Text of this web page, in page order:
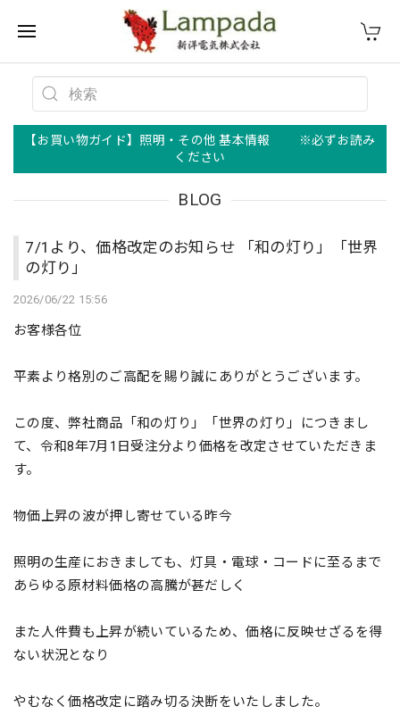
【お買い物ガイド】照明・その他 基本情報 ※必ずお読み
ください
BLOG
7/1より、価格改定のお知らせ 「和の灯り」「世界
の灯り」
2026/06/22 15:56
お客様各位
平素より格別のご高配を賜り誠にありがとうございます。
この度、弊社商品「和の灯り」「世界の灯り」につきまし
て、令和8年7月1日受注分より価格を改定させていただきま
す。
物価上昇の波が押し寄せている昨今
照明の生産におきましても、灯具・電球・コードに至るまで
あらゆる原材料価格の高騰が甚だしく
また人件費も上昇が続いているため、価格に反映せざるを得
ない状況となり
やむなく価格改定に踏み切る決断をいたしました。